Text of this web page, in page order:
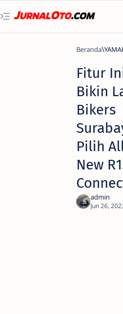
Beranda
Fitur
Bikin
Bikers
Pilih
New